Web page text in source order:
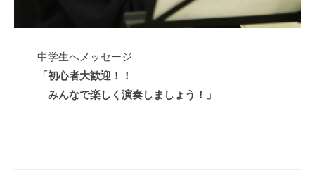
中学生へメッセージ
「初心者大歓迎！！
みんなで楽しく演奏しましょう！」